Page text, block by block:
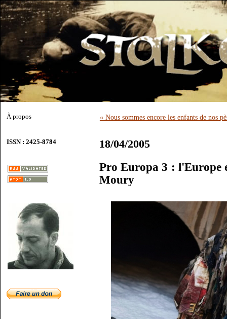
À propos
ISSN : 2425-8784
« Nous sommes encore les enfants de nos
18/04/2005
Pro Europa 3 : l'Europe
Moury